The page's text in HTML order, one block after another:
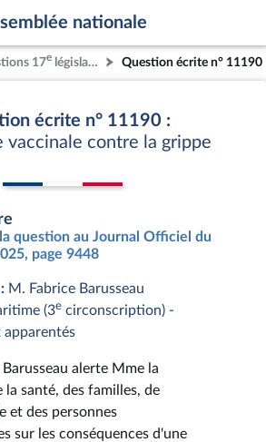
nationale
17e législature Question écrite n° 11190
écrite n° 11190 :
vaccinale contre la grippe
question au Journal Officiel du
page 9448
M. Fabrice Barusseau
(3e circonscription) -
apparentés
alerte Mme la
la santé, des familles, de
et des personnes
sur les conséquences d'une